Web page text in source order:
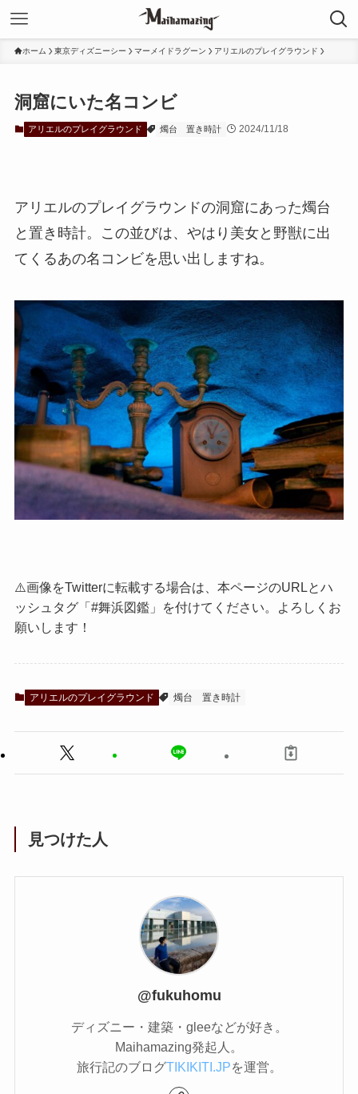
ホーム 東京ディズニーシー マーメイドラグーン アリエルのプレイグラウンド
洞窟にいた名コンビ
アリエルのプレイグラウンド 燭台 置き時計 2024/11/18
アリエルのプレイグラウンドの洞窟にあった燭台
と置き時計。この並びは、やはり美女と野獣に出
てくるあの名コンビを思い出しますね。
⚠️画像をTwitterに転載する場合は、本ページのURLとハ
ッシュタグ「#舞浜図鑑」を付けてください。よろしくお
願いします！
アリエルのプレイグラウンド 燭台 置き時計
見つけた人
@fukuhomu
ディズニー・建築・gleeなどが好き。
Maihamazing発起人。
旅行記のブログTIKIKITI.JPを運営。